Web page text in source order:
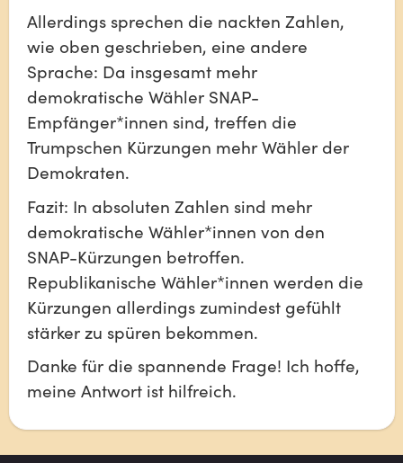
Allerdings sprechen die nackten Zahlen,
wie oben geschrieben, eine andere
Sprache: Da insgesamt mehr
demokratische Wähler SNAP-
Empfänger*innen sind, treffen die
Trumpschen Kürzungen mehr Wähler der
Demokraten.
Fazit: In absoluten Zahlen sind mehr
demokratische Wähler*innen von den
SNAP-Kürzungen betroffen.
Republikanische Wähler*innen werden die
Kürzungen allerdings zumindest gefühlt
stärker zu spüren bekommen.
Danke für die spannende Frage! Ich hoffe,
meine Antwort ist hilfreich.